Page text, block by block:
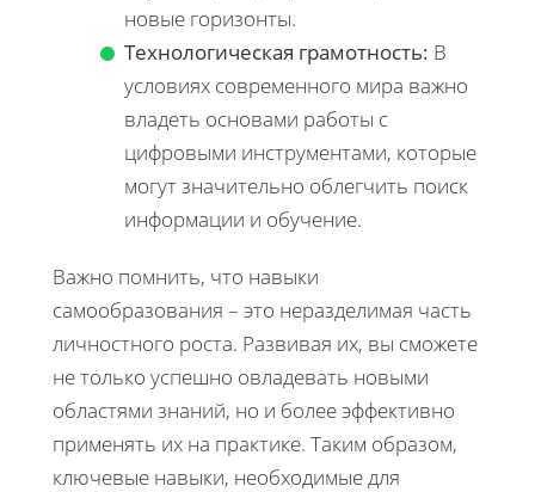
новые горизонты.
Технологическая грамотность: В
условиях современного мира важно
владеть основами работы с
цифровыми инструментами, которые
могут значительно облегчить поиск
информации и обучение.
Важно помнить, что навыки
самообразования – это неразделимая часть
личностного роста. Развивая их, вы сможете
не только успешно овладевать новыми
областями знаний, но и более эффективно
применять их на практике. Таким образом,
ключевые навыки, необходимые для